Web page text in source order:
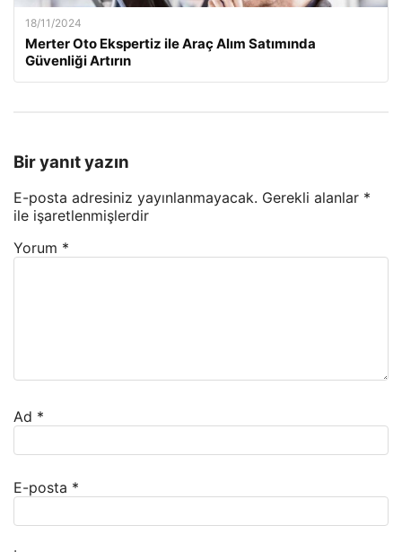
18/11/2024
Merter Oto Ekspertiz ile Araç Alım Satımında
Güvenliği Artırın
Bir yanıt yazın
E-posta adresiniz yayınlanmayacak. Gerekli alanlar *
ile işaretlenmişlerdir
Yorum *
Ad *
E-posta *